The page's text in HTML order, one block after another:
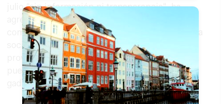
julio "sin información ni transparencia", ha
agregado el popular. Saldaña ha señalado que la
composición actual del Consorcio es de mayoría
socialista, por lo que, a su juicio, "el PSOE de la
provincia de Cádiz y el PSOE de la Junta se han
puesto de acuerdo para subirle el agua a
gaditanos".